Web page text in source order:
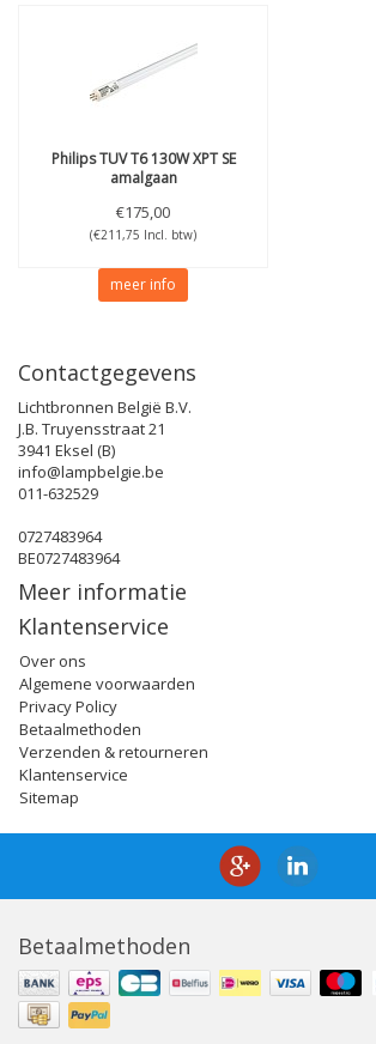
PhilipsTUV T6 130W XPT SE
amalgaan
€175,00
(€211,75 Incl. btw)
meer info
Contactgegevens
Lichtbronnen België B.V.
J.B. Truyensstraat 21
3941 Eksel (B)
info@lampbelgie.be
011-632529
0727483964
BE0727483964
Meer informatie
Klantenservice
Over ons
Algemene voorwaarden
Privacy Policy
Betaalmethoden
Verzenden & retourneren
Klantenservice
Sitemap
Betaalmethoden